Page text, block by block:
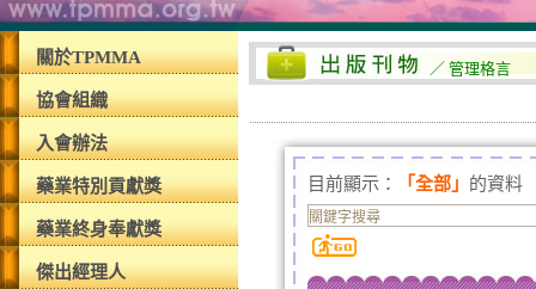
關於TPMMA
協會組織
入會辦法
藥業特別貢獻獎
藥業終身奉獻獎
傑出經理人
／ 管理格言
目前顯示： 「全部」 的資料